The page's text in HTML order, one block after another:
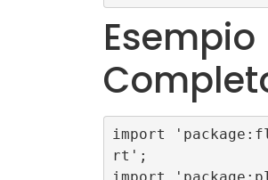
Esempio
import
rt';